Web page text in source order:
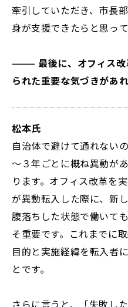
牽引していただき、市長
身が支援できたらと思って
——— 最後に、オフィス改
られた重要な気づきがあ
松本氏
自治体で避けて通れない
～３年ごとに概ね異動が
ります。オフィス改革を
が異動転入した際に、新
腹落ちした状態で働いて
そ重要です。これまでに
目的と実施経緯を転入者
とです。
さらに言うと、「失敗し